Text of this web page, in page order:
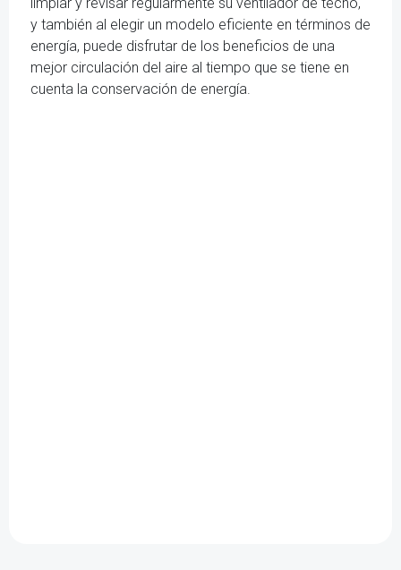
y también al elegir un modelo eficiente en términos de
energía, puede disfrutar de los beneficios de una
mejor circulación del aire al tiempo que se tiene en
cuenta la conservación de energía.